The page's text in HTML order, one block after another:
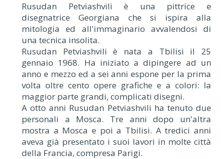
Rusudan Petviashvili è una pittrice e
disegnatrice Georgiana che si ispira alla
mitologia ed all'immaginario avvalendosi di
una tecnica insolita.
Rusudan Petviashvili è nata a Tbilisi il 25
gennaio 1968. Ha iniziato a dipingere ad un
anno e mezzo ed a sei anni espone per la prima
volta oltre cento opere grafiche e a colori: la
maggior parte grandi, complicati disegni.
A otto anni Rusudan Petviashvili ha tenuto due
personali a Mosca. Tre anni dopo un'altra
mostra a Mosca e poi a Tbilisi. A tredici anni
aveva già presentato i suoi lavori in molte città
della Francia, compresa Parigi.